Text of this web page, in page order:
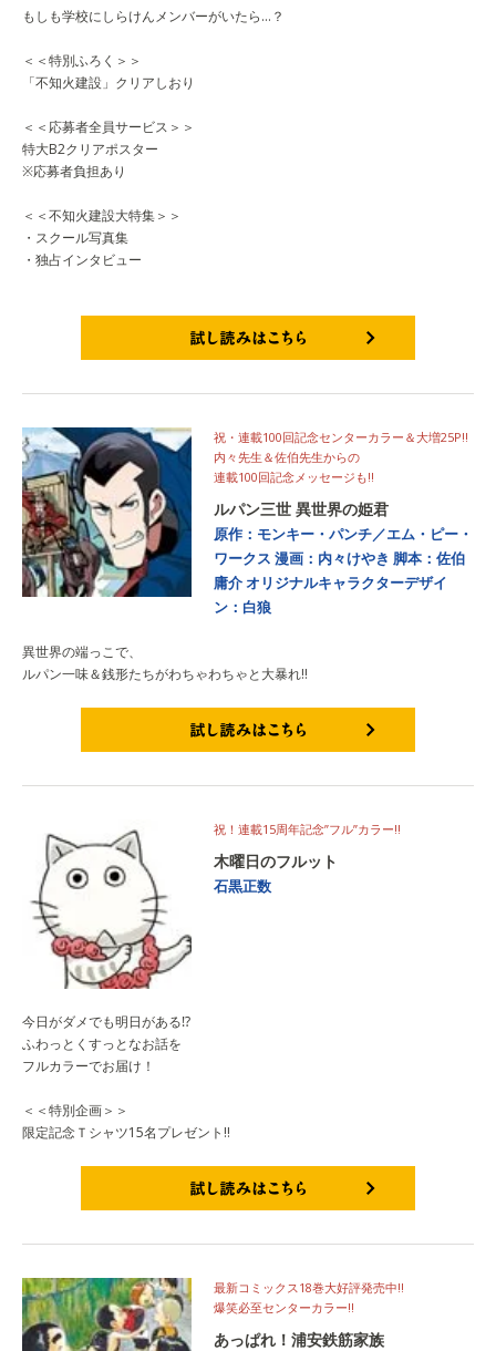
もしも学校にしらけんメンバーがいたら…？
＜＜特別ふろく＞＞
「不知火建設」クリアしおり
＜＜応募者全員サービス＞＞
特大B2クリアポスター
※応募者負担あり
＜＜不知火建設大特集＞＞
・スクール写真集
・独占インタビュー
祝・連載100回記念センターカラー＆大増25P!!
内々先生＆佐伯先生からの
連載100回記念メッセージも!!
ルパン三世 異世界の姫君
原作：モンキー・パンチ／エム・ピー・
ワークス 漫画：内々けやき 脚本：佐伯
庸介オリジナルキャラクターデザイ
ン：白狼
異世界の端っこで、
ルパン一味＆銭形たちがわちゃわちゃと大暴れ!!
祝！連載15周年記念”フル”カラー‼
木曜日のフルット
石黒正数
今日がダメでも明日がある⁉
ふわっとくすっとなお話を
フルカラーでお届け！
＜＜特別企画＞＞
限定記念Ｔシャツ15名プレゼント‼
最新コミックス18巻大好評発売中!!
爆笑必至センターカラー!!
あっぱれ！浦安鉄筋家族